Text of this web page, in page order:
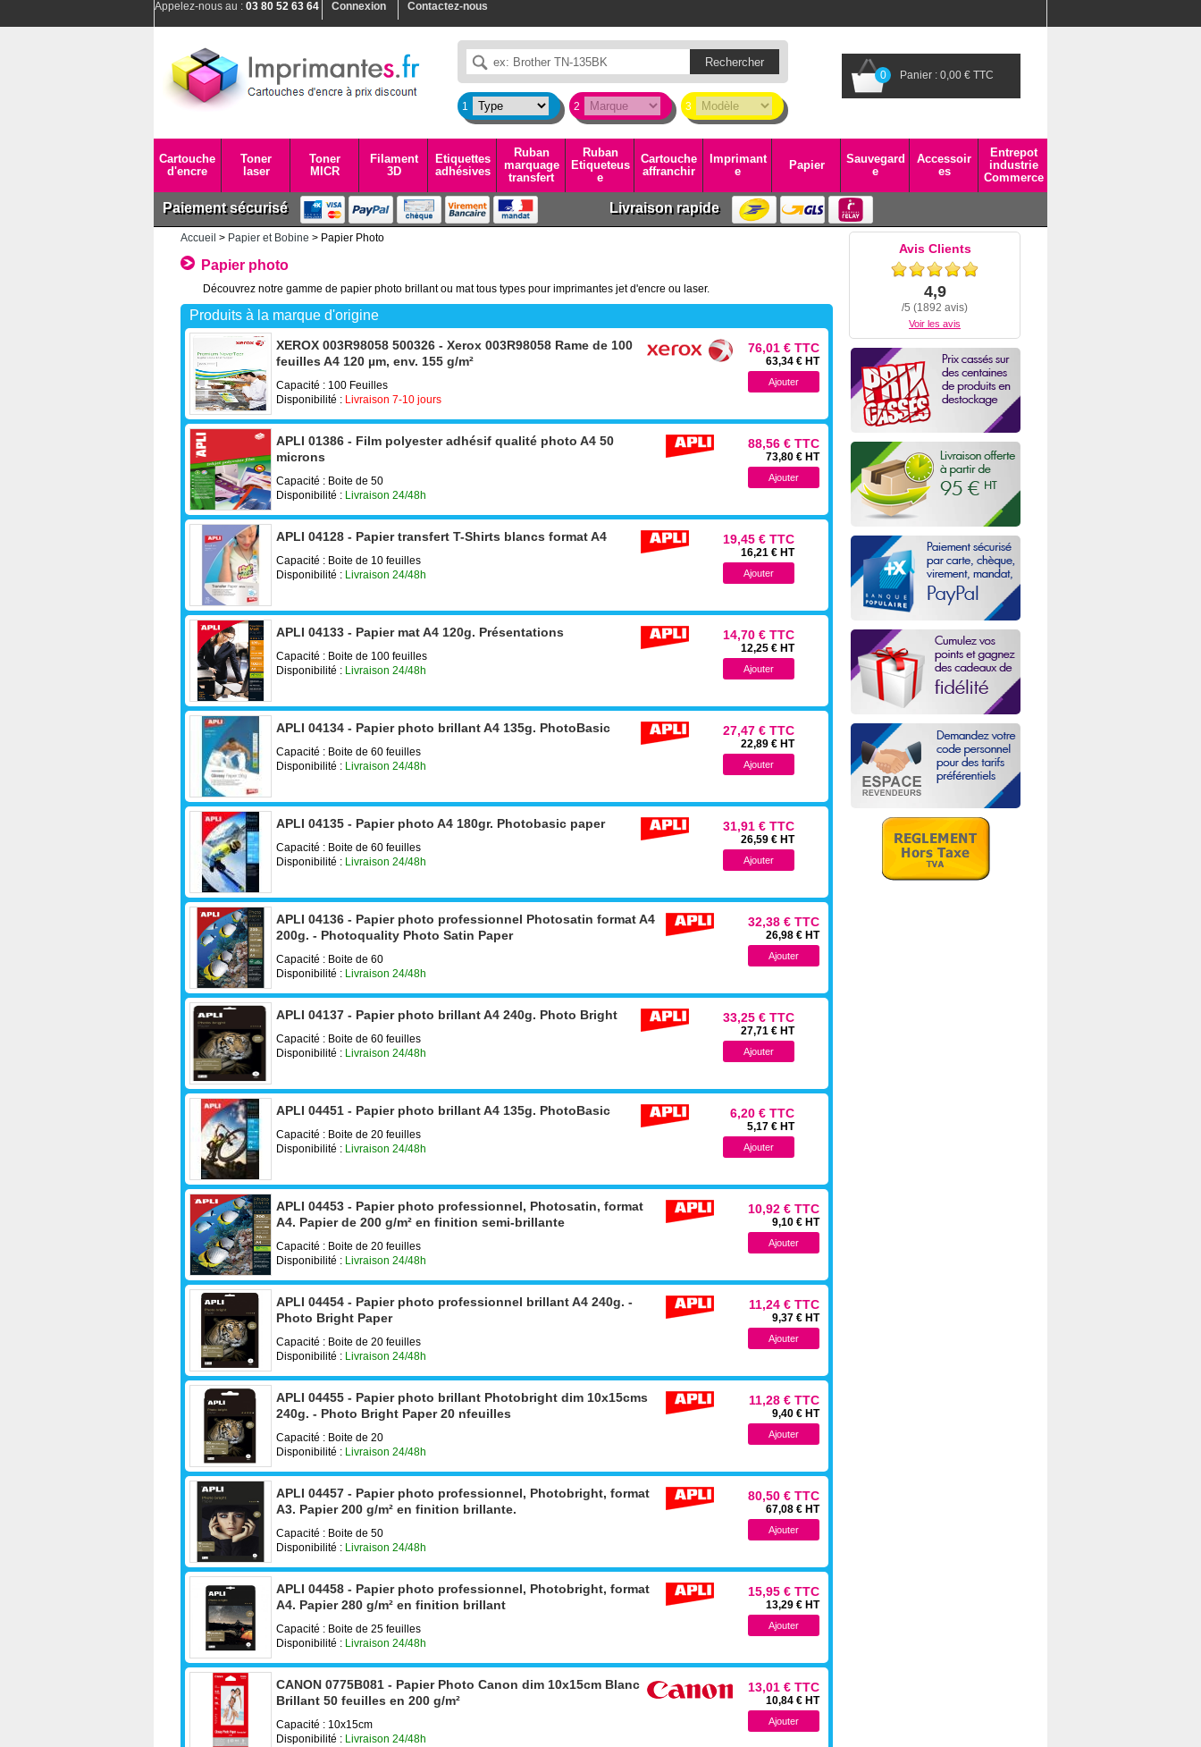
Appelez-nous au : 03 80 52 63 64 Connexion Contactez-nous
1 2 3
0 Panier : 0,00 € TTC
Cartouche
d'encre
Toner
laser
Toner
MICR
Filament
3D
Etiquettes
adhésives
Ruban
marquage
transfert
Ruban
Etiqueteus
e
Cartouche
affranchir
Imprimant
e
Papier
Sauvegard
e
Accessoir
es
Entrepot
industrie
Commerce
Paiement sécurisé Livraison rapide
Accueil > Papier et Bobine > Papier Photo
Papier photo
Découvrez notre gamme de papier photo brillant ou mat tous types pour imprimantes jet d'encre ou laser.
Produits à la marque d'origine
XEROX 003R98058 500326 - Xerox 003R98058 Rame de 100
feuilles A4 120 µm, env. 155 g/m²
Capacité : 100 Feuilles
Disponibilité : Livraison 7-10 jours
76,01 € TTC
63,34 € HT
APLI 01386 - Film polyester adhésif qualité photo A4 50
microns
Capacité : Boite de 50
Disponibilité : Livraison 24/48h
88,56 € TTC
73,80 € HT
APLI 04128 - Papier transfert T-Shirts blancs format A4
Capacité : Boite de 10 feuilles
Disponibilité : Livraison 24/48h
19,45 € TTC
16,21 € HT
APLI 04133 - Papier mat A4 120g. Présentations
Capacité : Boite de 100 feuilles
Disponibilité : Livraison 24/48h
14,70 € TTC
12,25 € HT
APLI 04134 - Papier photo brillant A4 135g. PhotoBasic
Capacité : Boite de 60 feuilles
Disponibilité : Livraison 24/48h
27,47 € TTC
22,89 € HT
APLI 04135 - Papier photo A4 180gr. Photobasic paper
Capacité : Boite de 60 feuilles
Disponibilité : Livraison 24/48h
31,91 € TTC
26,59 € HT
APLI 04136 - Papier photo professionnel Photosatin format A4
200g. - Photoquality Photo Satin Paper
Capacité : Boite de 60
Disponibilité : Livraison 24/48h
32,38 € TTC
26,98 € HT
APLI 04137 - Papier photo brillant A4 240g. Photo Bright
Capacité : Boite de 60 feuilles
Disponibilité : Livraison 24/48h
33,25 € TTC
27,71 € HT
APLI 04451 - Papier photo brillant A4 135g. PhotoBasic
Capacité : Boite de 20 feuilles
Disponibilité : Livraison 24/48h
6,20 € TTC
5,17 € HT
APLI 04453 - Papier photo professionnel, Photosatin, format
A4. Papier de 200 g/m² en finition semi-brillante
Capacité : Boite de 20 feuilles
Disponibilité : Livraison 24/48h
10,92 € TTC
9,10 € HT
APLI 04454 - Papier photo professionnel brillant A4 240g. -
Photo Bright Paper
Capacité : Boite de 20 feuilles
Disponibilité : Livraison 24/48h
11,24 € TTC
9,37 € HT
APLI 04455 - Papier photo brillant Photobright dim 10x15cms
240g. - Photo Bright Paper 20 nfeuilles
Capacité : Boite de 20
Disponibilité : Livraison 24/48h
11,28 € TTC
9,40 € HT
APLI 04457 - Papier photo professionnel, Photobright, format
A3. Papier 200 g/m² en finition brillante.
Capacité : Boite de 50
Disponibilité : Livraison 24/48h
80,50 € TTC
67,08 € HT
APLI 04458 - Papier photo professionnel, Photobright, format
A4. Papier 280 g/m² en finition brillant
Capacité : Boite de 25 feuilles
Disponibilité : Livraison 24/48h
15,95 € TTC
13,29 € HT
CANON 0775B081 - Papier Photo Canon dim 10x15cm Blanc
Brillant 50 feuilles en 200 g/m²
Capacité : 10x15cm
Disponibilité : Livraison 24/48h
13,01 € TTC
10,84 € HT
Avis Clients
4,9
/5 (1892 avis)
Voir les avis